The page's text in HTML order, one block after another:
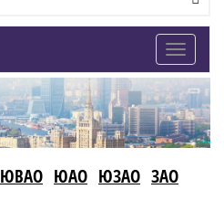
Toggle
ЮВАО ЮАО ЮЗАО ЗАО